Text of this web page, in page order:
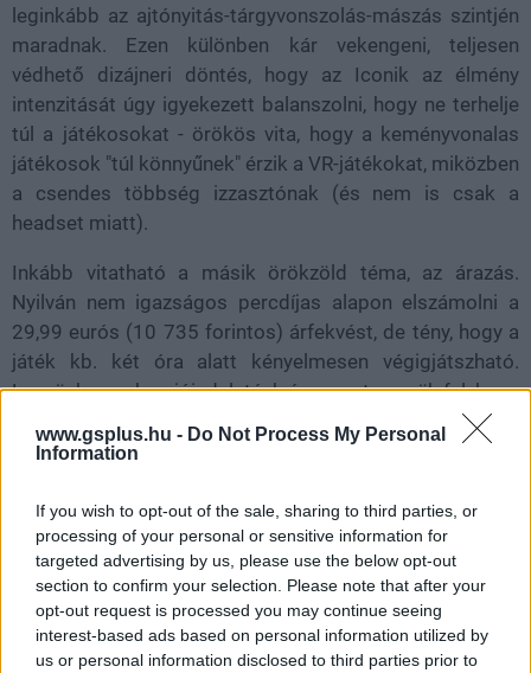
www.gsplus.hu - Do Not Process My Personal
Information
If you wish to opt-out of the sale, sharing to third parties, or
processing of your personal or sensitive information for
targeted advertising by us, please use the below opt-out
section to confirm your selection. Please note that after your
opt-out request is processed you may continue seeing
interest-based ads based on personal information utilized by
us or personal information disclosed to third parties prior to
leginkább az ajtónyitás-tárgyvonszolás-mászás szintjén
maradnak. Ezen különben kár vekengeni, teljesen
védhető dizájneri döntés, hogy az Iconik az élmény
intenzitását úgy igyekezett balanszolni, hogy ne terhelje
túl a játékosokat - örökös vita, hogy a keményvonalas
játékosok "túl könnyűnek" érzik a VR-játékokat, miközben
a csendes többség izzasztónak (és nem is csak a
headset miatt).
Inkább vitatható a másik örökzöld téma, az árazás.
Nyilván nem igazságos percdíjas alapon elszámolni a
29,99 eurós (10 735 forintos) árfekvést, de tény, hogy a
játék kb. két óra alatt kényelmesen végigjátszható.
Legyünk azonban jóindulatúak és ne azt vessük fel, hogy
drága, hanem hogy rövid. Elvégre ez mégis azt sugallja,
hogy amúgy szívünk szerint játszottunk volna még vele,
A GS már a TikTokon is vár
Hírek, érdekességek, tippek, ajánlók, unboxing,
hardveres videók, minden, ami 1-2 percbe belefér.
Kövess minket TikTokon is!